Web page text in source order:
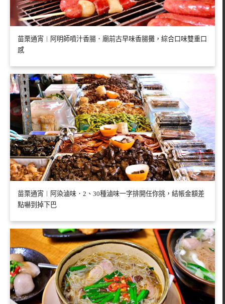
苗栗通宵︱阿明師噴汁香腸．廟前古早味香腸攤，綜合口味雙重口
感
苗栗通宵︱阿染滷味．2、30種滷味一字排開任你挑，結帳金額差
點嚇到掉下巴